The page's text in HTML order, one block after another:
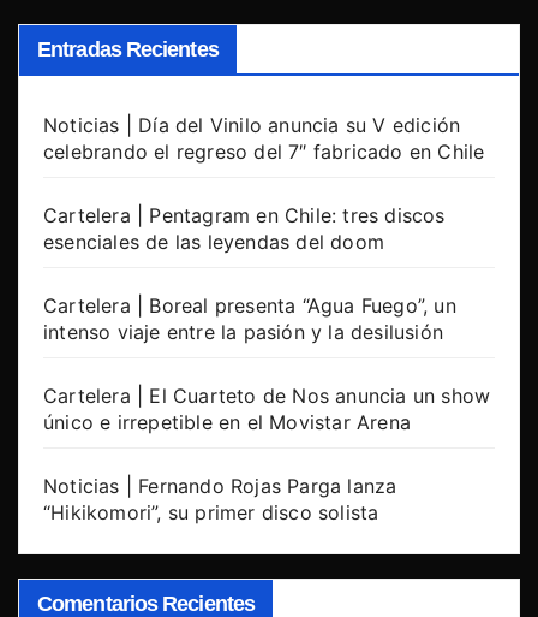
Entradas Recientes
Noticias | Día del Vinilo anuncia su V edición
celebrando el regreso del 7″ fabricado en Chile
Cartelera | Pentagram en Chile: tres discos
esenciales de las leyendas del doom
Cartelera | Boreal presenta “Agua Fuego”, un
intenso viaje entre la pasión y la desilusión
Cartelera | El Cuarteto de Nos anuncia un show
único e irrepetible en el Movistar Arena
Noticias | Fernando Rojas Parga lanza
“Hikikomori”, su primer disco solista
Comentarios Recientes